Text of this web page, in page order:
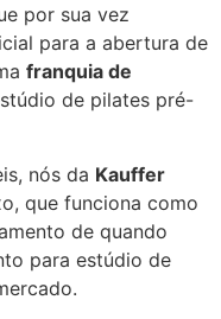
por sua vez
para a abertura de
franquia de
de pilates pré-
nós da Kauffer
que funciona como
de quando
para estúdio de